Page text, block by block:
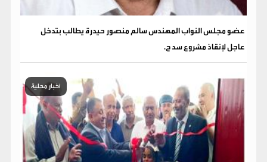
عضو مجلس النواب المهندس سالم منصور حيدرة يطالب بتدخل
عاجل لإنقاذ مشروع سد ح.
أخبار محلية